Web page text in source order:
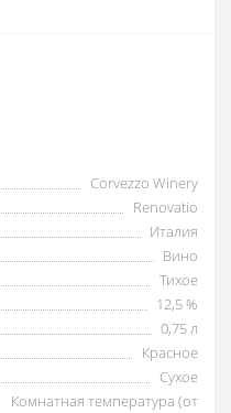
Corvezzo Winery
Renovatio
Италия
Вино
Тихое
12,5 %
0,75 л
Красное
Сухое
Комнатная температура (от